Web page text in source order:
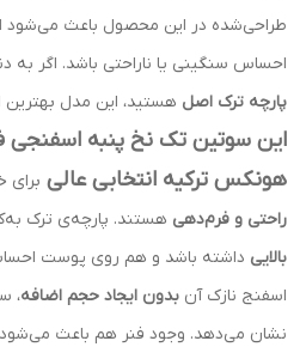
طراحی‌شده در این محصول باعث می‌شود
احساس سنگینی یا ناراحتی باشد. اگر به
پارچه ترک اصل هستید، این مدل
این سوتین تک نخ پنبه اسفنجی
هونکس ترکیه انتخابی عالی برای
راحتی و فرم‌دهی هستند. پارچه‌ی ترک
بالایی داشته باشد و هم روی پوست
اسفنج نازک آن بدون ایجاد حجم اضافه،
نشان می‌دهد. وجود فنر هم باعث